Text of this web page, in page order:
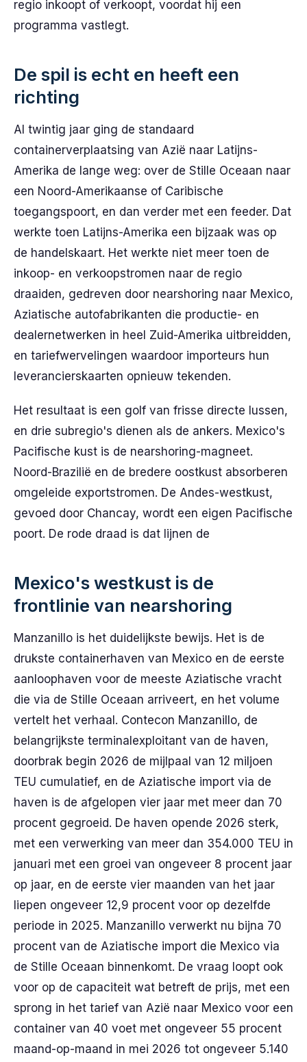
regio inkoopt of verkoopt, voordat hij een
programma vastlegt.
De spil is echt en heeft een
richting
Al twintig jaar ging de standaard
containerverplaatsing van Azië naar Latijns-
Amerika de lange weg: over de Stille Oceaan naar
een Noord-Amerikaanse of Caribische
toegangspoort, en dan verder met een feeder. Dat
werkte toen Latijns-Amerika een bijzaak was op
de handelskaart. Het werkte niet meer toen de
inkoop- en verkoopstromen naar de regio
draaiden, gedreven door nearshoring naar Mexico,
Aziatische autofabrikanten die productie- en
dealernetwerken in heel Zuid-Amerika uitbreidden,
en tariefwervelingen waardoor importeurs hun
leverancierskaarten opnieuw tekenden.
Het resultaat is een golf van frisse directe lussen,
en drie subregio's dienen als de ankers. Mexico's
Pacifische kust is de nearshoring-magneet.
Noord-Brazilië en de bredere oostkust absorberen
omgeleide exportstromen. De Andes-westkust,
gevoed door Chancay, wordt een eigen Pacifische
poort. De rode draad is dat lijnen de
Mexico's westkust is de
frontlinie van nearshoring
Manzanillo is het duidelijkste bewijs. Het is de
drukste containerhaven van Mexico en de eerste
aanloophaven voor de meeste Aziatische vracht
die via de Stille Oceaan arriveert, en het volume
vertelt het verhaal. Contecon Manzanillo, de
belangrijkste terminalexploitant van de haven,
doorbrak begin 2026 de mijlpaal van 12 miljoen
TEU cumulatief, en de Aziatische import via de
haven is de afgelopen vier jaar met meer dan 70
procent gegroeid. De haven opende 2026 sterk,
met een verwerking van meer dan 354.000 TEU in
januari met een groei van ongeveer 8 procent jaar
op jaar, en de eerste vier maanden van het jaar
liepen ongeveer 12,9 procent voor op dezelfde
periode in 2025. Manzanillo verwerkt nu bijna 70
procent van de Aziatische import die Mexico via
de Stille Oceaan binnenkomt. De vraag loopt ook
voor op de capaciteit wat betreft de prijs, met een
sprong in het tarief van Azië naar Mexico voor een
container van 40 voet met ongeveer 55 procent
maand-op-maand in mei 2026 tot ongeveer 5.140